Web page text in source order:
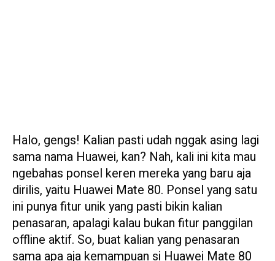
Halo, gengs! Kalian pasti udah nggak asing lagi
sama nama Huawei, kan? Nah, kali ini kita mau
ngebahas ponsel keren mereka yang baru aja
dirilis, yaitu Huawei Mate 80. Ponsel yang satu
ini punya fitur unik yang pasti bikin kalian
penasaran, apalagi kalau bukan fitur panggilan
offline aktif. So, buat kalian yang penasaran
sama apa aja kemampuan si Huawei Mate 80